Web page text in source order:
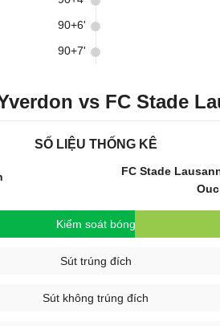
90+6'
90+7'
vs FC Stade
SỐ LIỆU THỐNG KÊ
FC Stade
Kiểm soát bóng
Sút trúng đích
Sút không trúng đích